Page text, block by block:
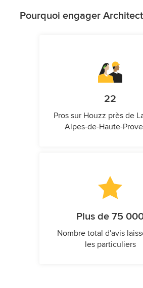
Pourquoi engager
22
Pros sur Houzz près de
Alpes-de-Haute-
Plus de 75
Nombre total d'avis
les particuliers